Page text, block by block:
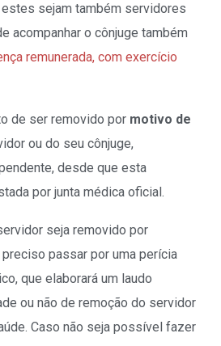
sejam também servidores
acompanhar o cônjuge também
remunerada, com exercício
de ser removido por motivo de
ou do seu cônjuge,
desde que esta
por junta médica oficial.
seja removido por
passar por uma perícia
que elaborará um laudo
ou não de remoção do servidor
Caso não seja possível fazer